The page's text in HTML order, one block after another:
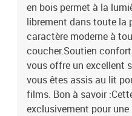
en bois permet à la
librement dans toute la
caractère moderne à
coucher.Soutien
vous offre un excellent
vous êtes assis au lit
films. Bon à savoir
exclusivement pour